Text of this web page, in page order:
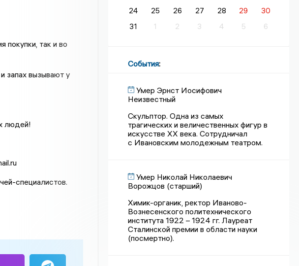
покупки, так и во
запах вызывают у
людей!
специалистов.
24
25 26 27 28 29
30
31
1 2 3 4 5 6
События:
Умер Эрнст Иосифович
Неизвестный
Скульптор. Одна из самых
трагических и величественных фигур в
искусстве XX века. Сотрудничал
с Ивановским молодежным театром.
Умер Николай Николаевич
Ворожцов (старший)
Химик-органик, ректор Иваново-
Вознесенского политехнического
института 1922 – 1924 гг. Лауреат
Сталинской премии в области науки
(посмертно).